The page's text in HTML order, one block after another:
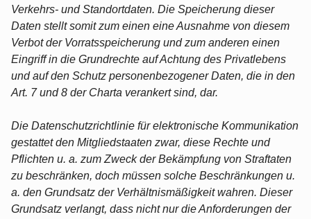
Verkehrs- und Standortdaten. Die Speicherung dieser
Daten stellt somit zum einen eine Ausnahme von diesem
Verbot der Vorratsspeicherung und zum anderen einen
Eingriff in die Grundrechte auf Achtung des Privatlebens
und auf den Schutz personenbezogener Daten, die in den
Art. 7 und 8 der Charta verankert sind, dar.
Die Datenschutzrichtlinie für elektronische Kommunikation
gestattet den Mitgliedstaaten zwar, diese Rechte und
Pflichten u. a. zum Zweck der Bekämpfung von Straftaten
zu beschränken, doch müssen solche Beschränkungen u.
a. den Grundsatz der Verhältnismäßigkeit wahren. Dieser
Grundsatz verlangt, dass nicht nur die Anforderungen der